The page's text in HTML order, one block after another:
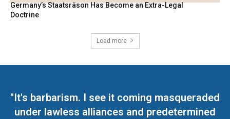
Germany’s Staatsräson Has Become an Extra-Legal
Doctrine
Load more
"It's barbarism. I see it coming masqueraded
under lawless alliances and predetermined